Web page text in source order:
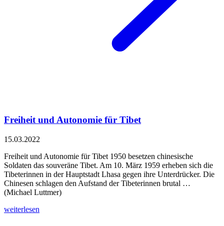
Freiheit und Autonomie für Tibet
15.03.2022
Freiheit und Autonomie für Tibet 1950 besetzen chinesische
Soldaten das souveräne Tibet. Am 10. März 1959 erheben sich die
Tibeterinnen in der Hauptstadt Lhasa gegen ihre Unterdrücker. Die
Chinesen schlagen den Aufstand der Tibeterinnen brutal …
(Michael Luttmer)
weiterlesen